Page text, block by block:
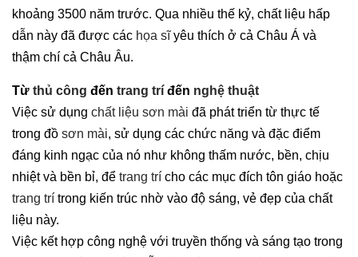
khoảng 3500 năm trước. Qua nhiều thế kỷ, chất liệu hấp
dẫn này đã được các họa sĩyêu thích ở cả Châu Á và
thậm chí cả Châu Âu.
Từ thủ công đến trang trí đến nghệ thuật
Việc sử dụng chất liệu sơn mài đã phát triển từ thực tế
trong đồ sơn mài, sử dụng các chức năng và đặc điểm
đáng kinh ngạc của nó như không thấm nước, bền, chịu
nhiệt và bền bỉ, để trang trí cho các mục đích tôn giáo hoặc
trang trí trong kiến ​​trúc nhờ vào độ sáng, vẻ đẹp của chất
liệu này.
Việc kết hợp công nghệ với truyền thống và sáng tạo trong